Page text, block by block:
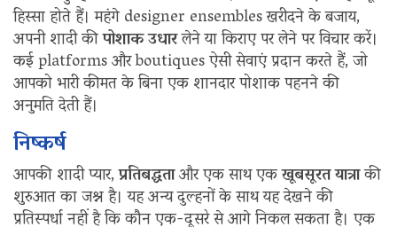
हिस्सा होते हैं। महंगे designer ensembles खरीदने के बजाय,
अपनी शादी कीपोशाकउधारलेने या किराए पर लेने पर विचार करें।
कई platforms और boutiques ऐसी सेवाएं प्रदान करते हैं, जो
आपको भारी कीमत के बिना एक शानदार पोशाक पहनने की
अनुमति देती हैं।
निष्कर्ष
आपकी शादी प्यार,प्रतिबद्धताऔर एक साथ एकखूबसूरत यात्राकी
शुरुआत का जश्न है। यह अन्य दुल्हनों के साथ यह देखने की
प्रतिस्पर्धा नहीं है कि कौन एक-दूसरे से आगे निकल सकता है। एक